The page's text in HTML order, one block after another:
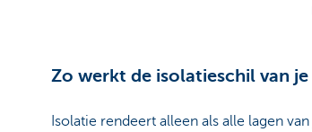
Zo werkt de isolatieschil van
Isolatie rendeert alleen als alle lagen